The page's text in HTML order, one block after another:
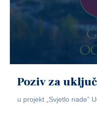
Poziv za
u projekt „Svjetlo nade”